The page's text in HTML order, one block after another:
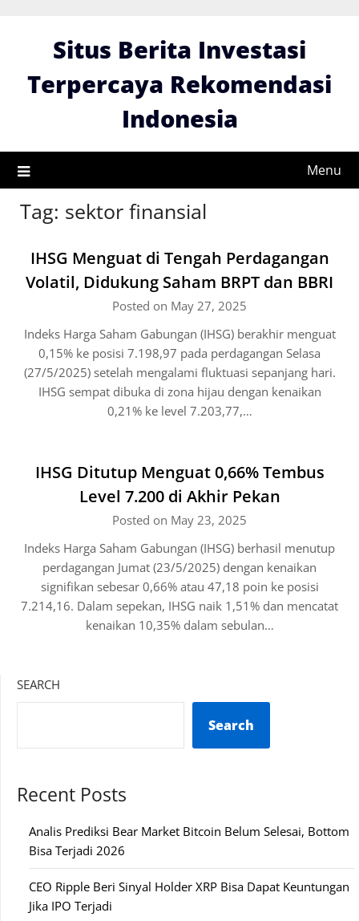
Situs Berita Investasi
Terpercaya Rekomendasi
Indonesia
Menu
Tag: sektor finansial
IHSG Menguat di Tengah Perdagangan
Volatil, Didukung Saham BRPT dan BBRI
Posted on May 27, 2025
Indeks Harga Saham Gabungan (IHSG) berakhir menguat
0,15% ke posisi 7.198,97 pada perdagangan Selasa
(27/5/2025) setelah mengalami fluktuasi sepanjang hari.
IHSG sempat dibuka di zona hijau dengan kenaikan
0,21% ke level 7.203,77,…
IHSG Ditutup Menguat 0,66% Tembus
Level 7.200 di Akhir Pekan
Posted on May 23, 2025
Indeks Harga Saham Gabungan (IHSG) berhasil menutup
perdagangan Jumat (23/5/2025) dengan kenaikan
signifikan sebesar 0,66% atau 47,18 poin ke posisi
7.214,16. Dalam sepekan, IHSG naik 1,51% dan mencatat
kenaikan 10,35% dalam sebulan…
SEARCH
Search
Recent Posts
Analis Prediksi Bear Market Bitcoin Belum Selesai, Bottom
Bisa Terjadi 2026
CEO Ripple Beri Sinyal Holder XRP Bisa Dapat Keuntungan
Jika IPO Terjadi